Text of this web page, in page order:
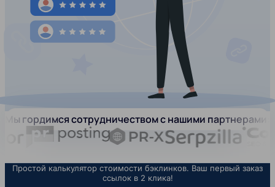
Мы гордимся сотрудничеством с нашими партнерами:
Простой калькулятор стоимости бэклинков. Ваш первый заказ
ссылок в 2 клика!